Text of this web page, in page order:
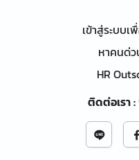
เข้าสู่ระบบ
หาคนด่ว
HR
ติดต่อเรา: